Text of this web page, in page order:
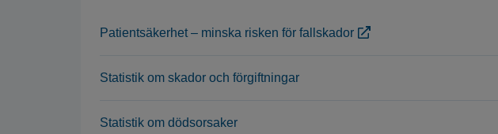
Patientsäkerhet – minska risken för fallskador
Statistik om skador och förgiftningar
Statistik om dödsorsaker